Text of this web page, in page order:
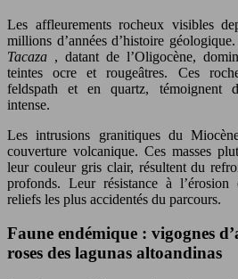
Les affleurements rocheux visibles
millions d’années d’histoire
Tacaza , datant de l’Oligocène,
teintes ocre et rougeâtres. Ces
feldspath et en quartz, témoignent
intense.
Les intrusions granitiques du
couverture volcanique. Ces masses
leur couleur gris clair, résultent du
profonds. Leur résistance à
reliefs les plus accidentés du parcours.
Faune endémique : vigognes
roses des lagunas altoandinas